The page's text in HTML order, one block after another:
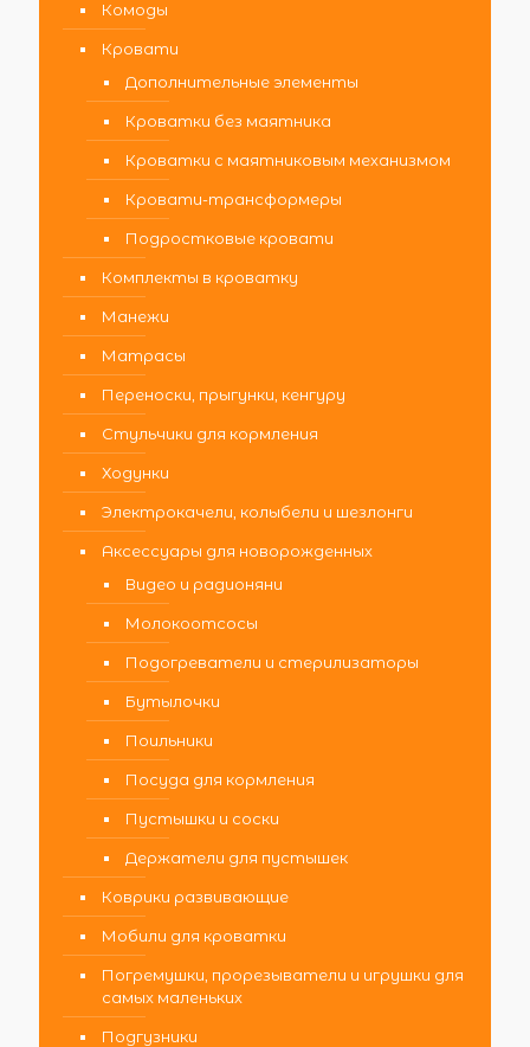
Комоды
Кровати
Дополнительные элементы
Кроватки без маятника
Кроватки с маятниковым механизмом
Кровати-трансформеры
Подростковые кровати
Комплекты в кроватку
Манежи
Матрасы
Переноски, прыгунки, кенгуру
Стульчики для кормления
Ходунки
Электрокачели, колыбели и шезлонги
Аксессуары для новорожденных
Видео и радионяни
Молокоотсосы
Подогреватели и стерилизаторы
Бутылочки
Поильники
Посуда для кормления
Пустышки и соски
Держатели для пустышек
Коврики развивающие
Мобили для кроватки
Погремушки, прорезыватели и игрушки для
самых маленьких
Подгузники